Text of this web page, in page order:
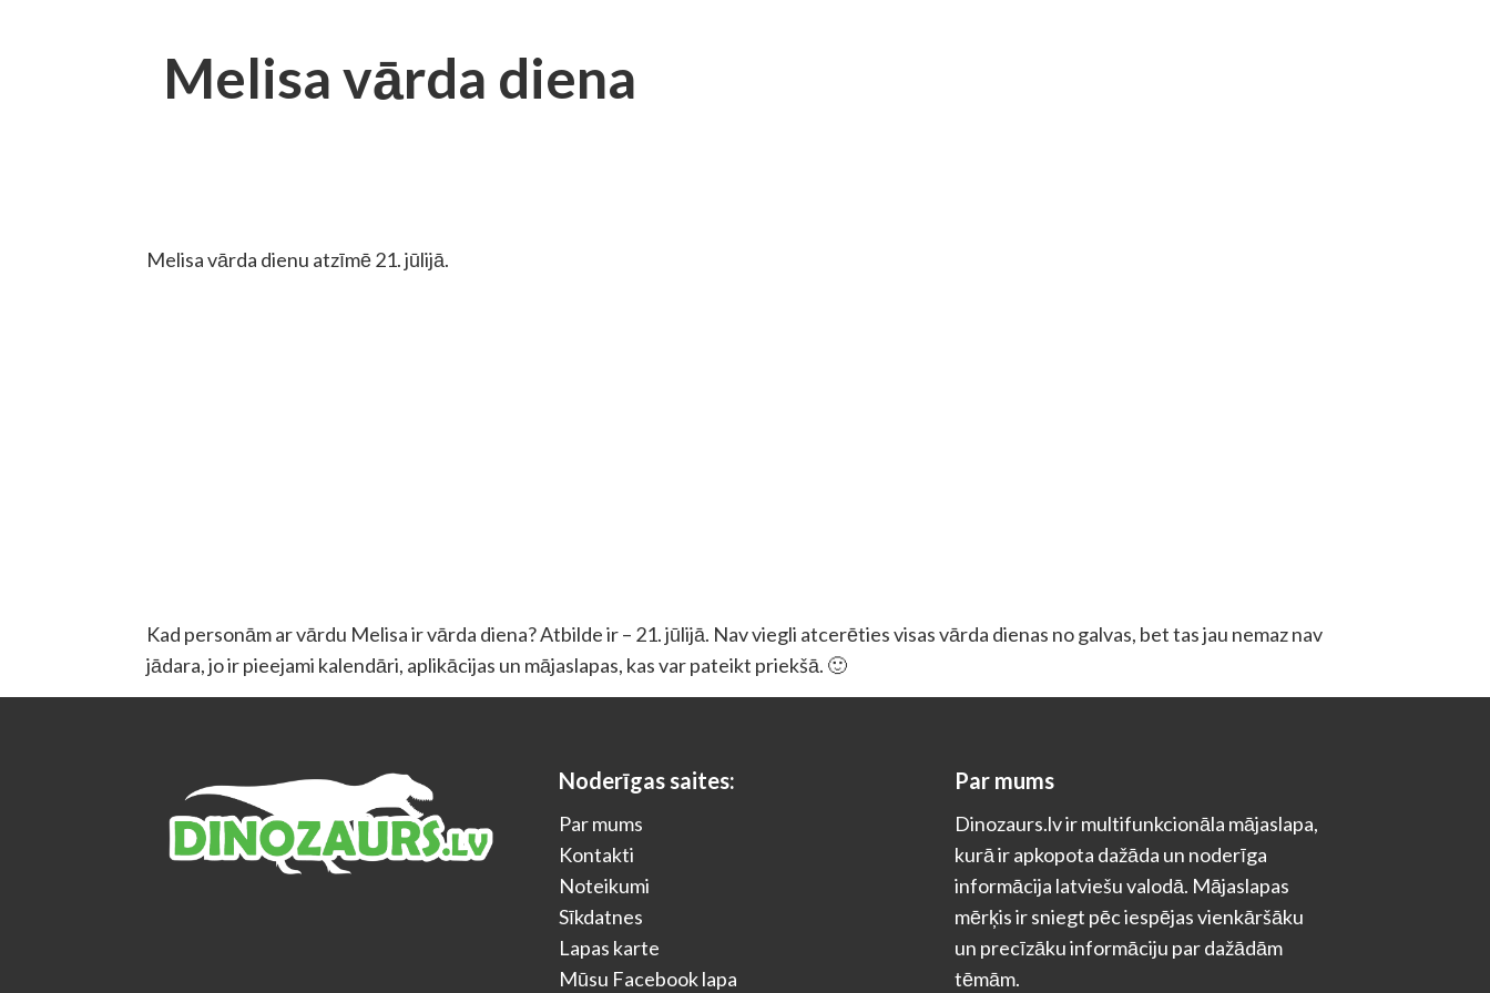
Melisa vārda diena
Melisa vārda dienu atzīmē 21. jūlijā.
Kad personām ar vārdu Melisa ir vārda diena? Atbilde ir – 21. jūlijā. Nav viegli atcerēties visas vārda dienas no galvas, bet tas jau nemaz nav
jādara, jo ir pieejami kalendāri, aplikācijas un mājaslapas, kas var pateikt priekšā. 🙂
Noderīgas saites:
Par mums
Kontakti
Noteikumi
Sīkdatnes
Lapas karte
Mūsu Facebook lapa
Par mums
Dinozaurs.lv ir multifunkcionāla mājaslapa,
kurā ir apkopota dažāda un noderīga
informācija latviešu valodā. Mājaslapas
mērķis ir sniegt pēc iespējas vienkāršāku
un precīzāku informāciju par dažādām
tēmām.